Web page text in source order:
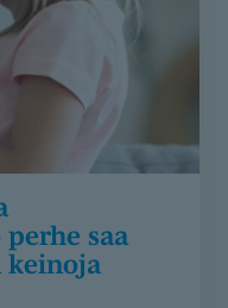
saa
keinoja